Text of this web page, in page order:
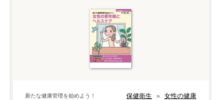
保健衛生 » 女性の健康
新たな健康管理を始めよう！